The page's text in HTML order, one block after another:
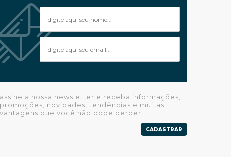
assine a nossa newsletter e receba informações,
promoções, novidades, tendências e muitas
vantagens que você não pode perder
CADASTRAR